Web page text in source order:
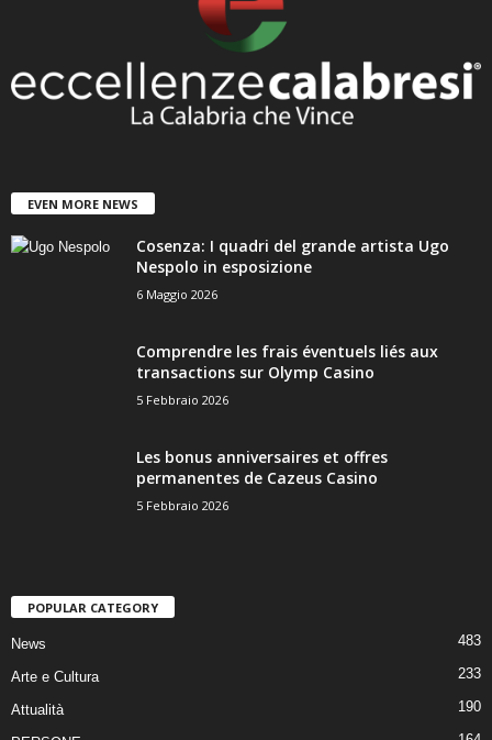
EVEN MORE NEWS
Cosenza: I quadri del grande artista Ugo
Nespolo in esposizione
6 Maggio 2026
Comprendre les frais éventuels liés aux
transactions sur Olymp Casino
5 Febbraio 2026
Les bonus anniversaires et offres
permanentes de Cazeus Casino
5 Febbraio 2026
POPULAR CATEGORY
News 483
Arte e Cultura 233
Attualità 190